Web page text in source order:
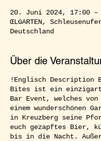
20. Juni 2024, 17:00
ŒLGARTEN,
Deutschland
Über die
!Englisch Description
Bites ist ein
Bar Event, welches
einem wunderschönen
in Kreuzberg seine
euch gezapftes Bier,
bis in die Nacht.